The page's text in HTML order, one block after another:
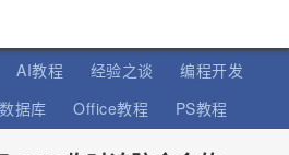
AI教程 经验之谈
编程开发
数据库 Office教程
PS教程